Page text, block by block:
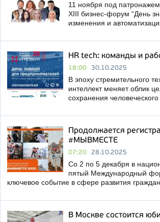
11 ноября под
XIII бизнес-форум “День
изменения и
HR tech: команды и
18:00 30.10.2025
В эпоху стремительного
интеллект меняет облик
сохранения
Продолжается
#МЫВМЕСТЕ
07:20 28.10.2025
Со 2 по 5 декабря в
пятый Международный
ключевое событие в сфере развития
В Москве состоится